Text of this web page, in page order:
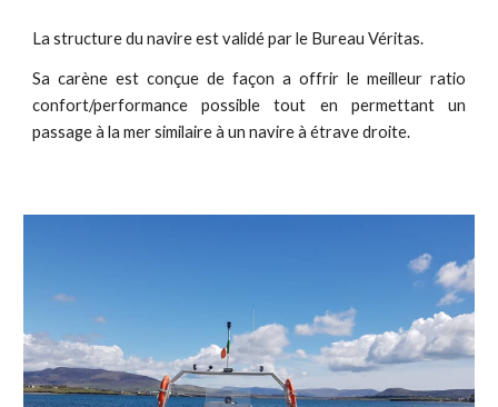
La structure du navire est validé par le Bureau Véritas.
Sa carène est conçue de façon a offrir le meilleur ratio
confort/performance possible tout en permettant un
passage à la mer similaire à un navire à étrave droite.